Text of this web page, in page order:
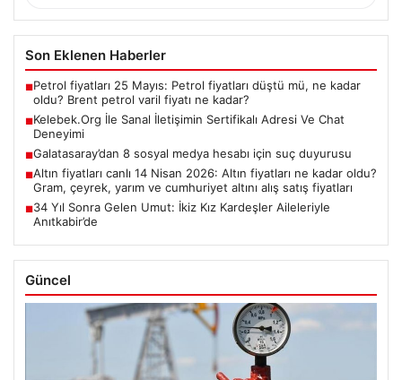
Son Eklenen Haberler
■Petrol fiyatları 25 Mayıs: Petrol fiyatları düştü mü, ne kadar
oldu? Brent petrol varil fiyatı ne kadar?
■Kelebek.Org İle Sanal İletişimin Sertifikalı Adresi Ve Chat
Deneyimi
■Galatasaray’dan 8 sosyal medya hesabı için suç duyurusu
■Altın fiyatları canlı 14 Nisan 2026: Altın fiyatları ne kadar oldu?
Gram, çeyrek, yarım ve cumhuriyet altını alış satış fiyatları
■34 Yıl Sonra Gelen Umut: İkiz Kız Kardeşler Aileleriyle
Anıtkabir’de
Güncel